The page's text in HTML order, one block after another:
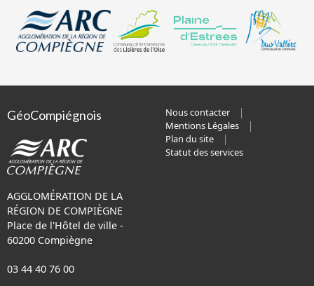
GéoCompiégnois
AGGLOMÉRATION DE LA
RÉGION DE COMPIÈGNE
Place de l'Hôtel de ville -
60200 Compiègne
03 44 40 76 00
Nous contacter
Mentions Légales
Plan du site
Statut des services